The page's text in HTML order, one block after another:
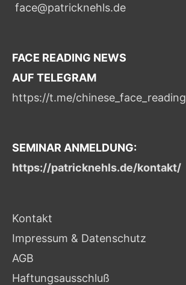
face@patricknehls.de
FACE READING NEWS
AUF TELEGRAM
https://t.me/chinese_face_reading
SEMINAR ANMELDUNG:
https://patricknehls.de/kontakt/
Kontakt
Impressum & Datenschutz
AGB
Haftungsausschluß